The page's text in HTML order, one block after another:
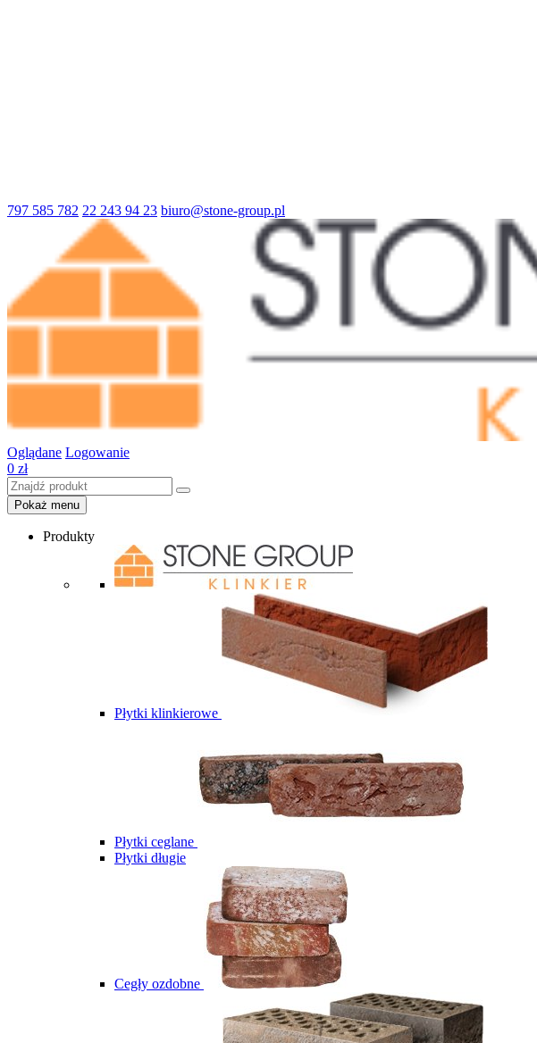
797 585 782 22 243 94 23 biuro@stone-group.pl
Oglądane Logowanie
0 zł
Pokaż menu
Produkty
Płytki klinkierowe
Płytki ceglane
Płytki długie
Cegły ozdobne